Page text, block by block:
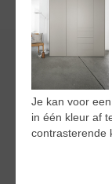
Je kan voor
in één kleur af
contrasterende